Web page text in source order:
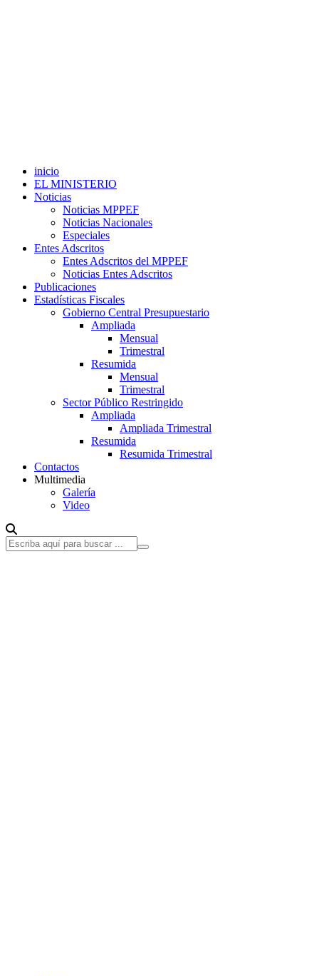
inicio
EL MINISTERIO
Noticias
Noticias MPPEF
Noticias Nacionales
Especiales
Entes Adscritos
Entes Adscritos del MPPEF
Noticias Entes Adscritos
Publicaciones
Estadísticas Fiscales
Gobierno Central Presupuestario
Ampliada
Mensual
Trimestral
Resumida
Mensual
Trimestral
Sector Público Restringido
Ampliada
Ampliada Trimestral
Resumida
Resumida Trimestral
Contactos
Multimedia
Galería
Video